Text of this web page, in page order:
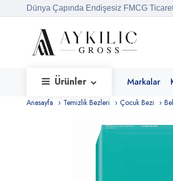
Dünya Çapında Endişesiz FMCG
Ürünler Markalar
Anasayfa Temizlik Bezleri Çocuk Bezi